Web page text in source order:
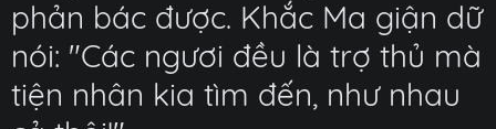
phản bác được. Khắc Ma giận dữ
nói: "Các ngươi đều là trợ thủ mà
tiện nhân kia tìm đến, như nhau